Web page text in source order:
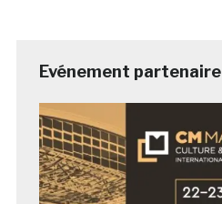
Evénement partenaire